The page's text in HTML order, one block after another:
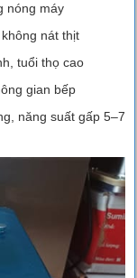
nóng máy
nát thịt
tuổi thọ cao
gian bếp
năng suất gấp 5–7